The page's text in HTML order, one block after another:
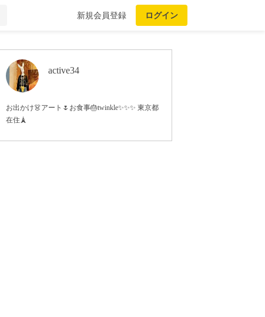
新規会員登録 ログイン
active34
お出かけ👗アート🌷お食事🎂twinkle✨✨✨ 東京都
在住🗼